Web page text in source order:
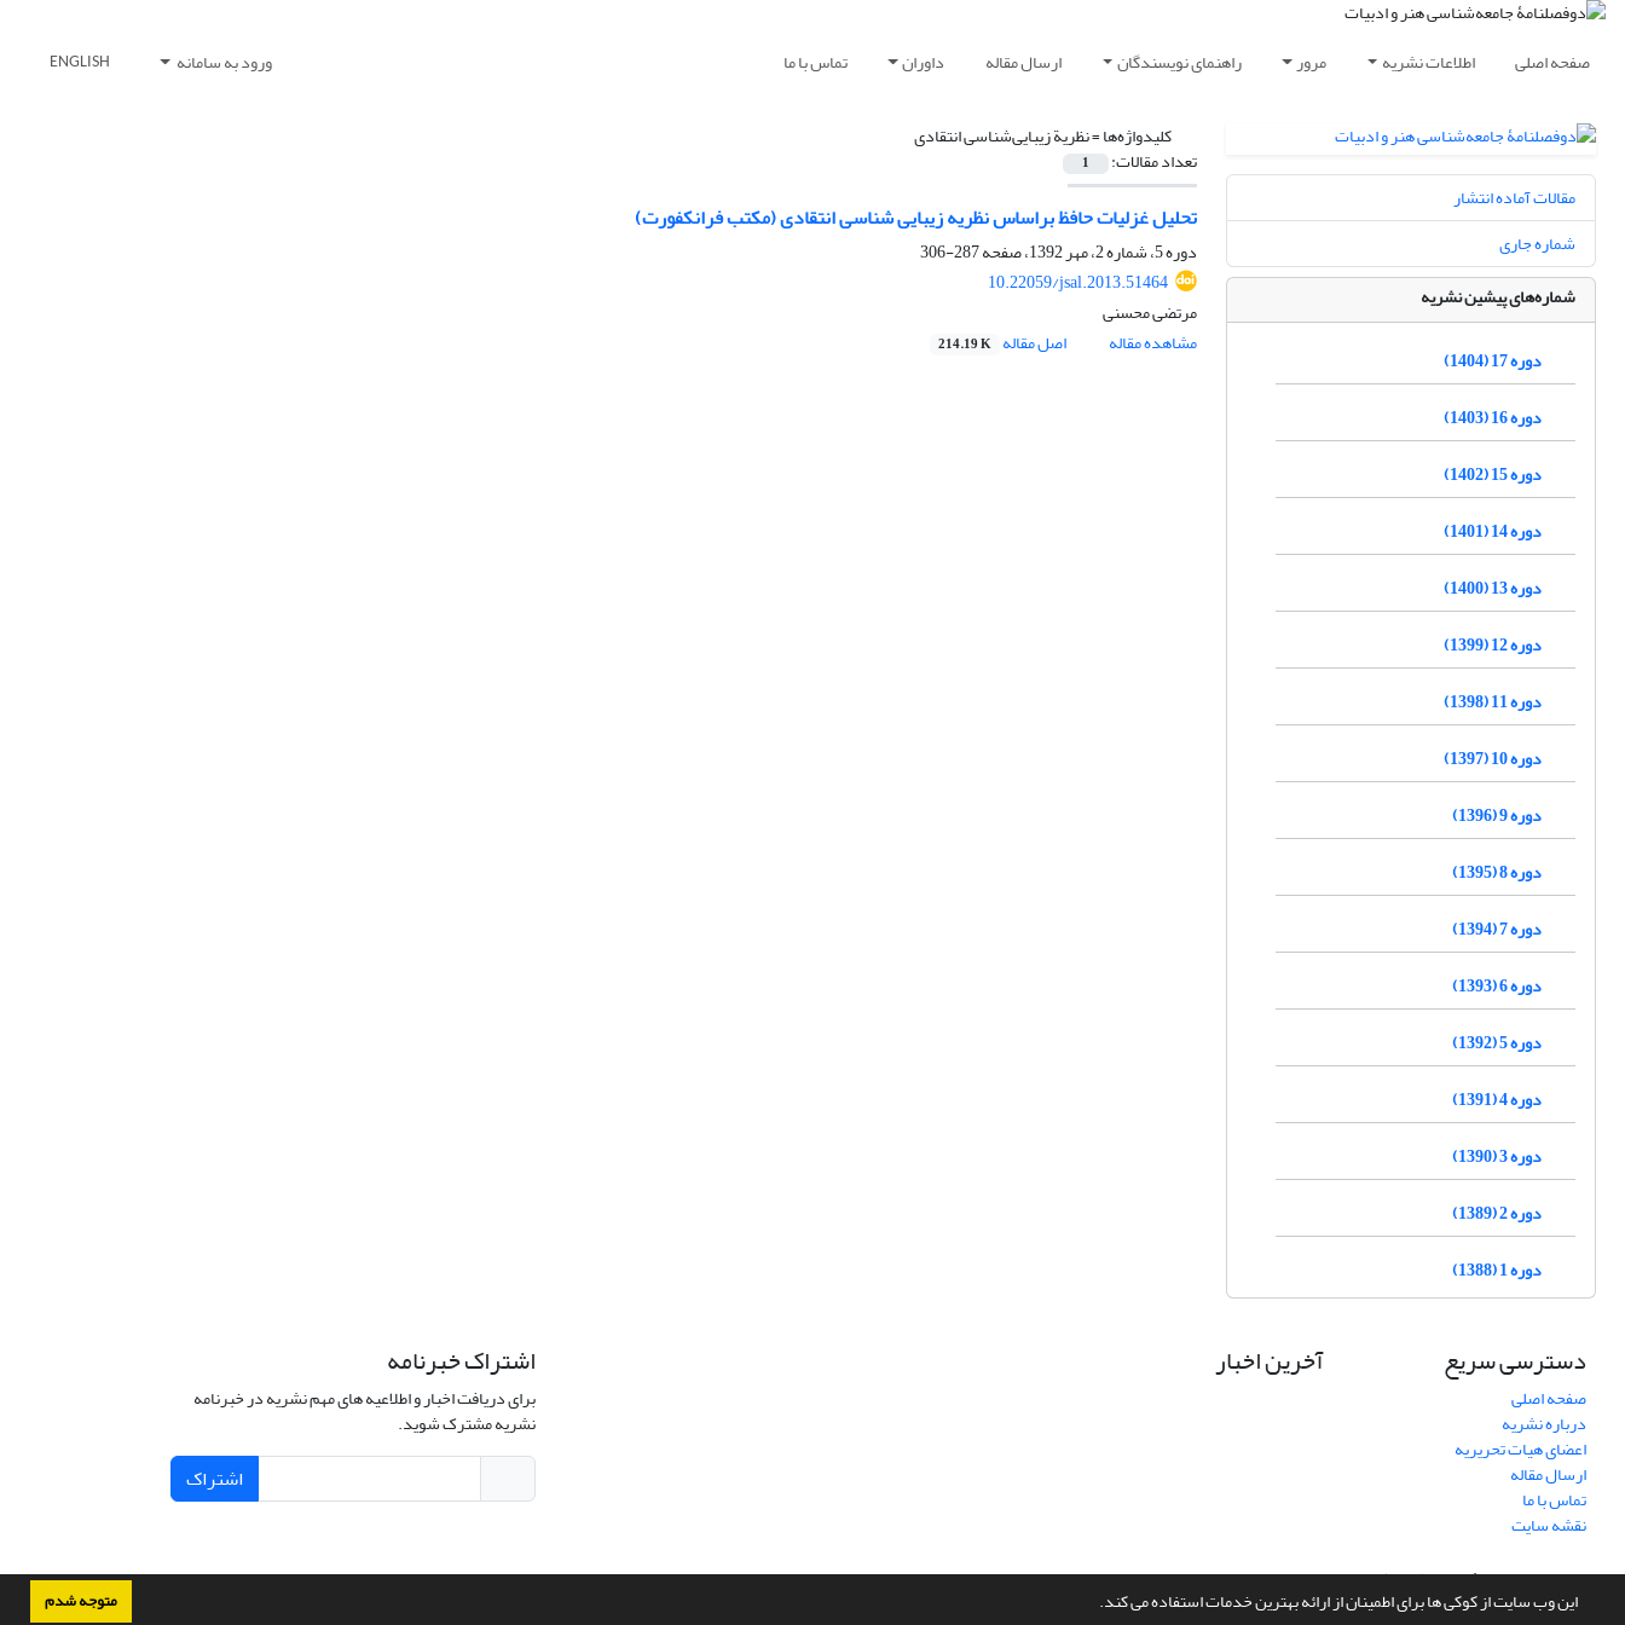
این وب سایت از کوکی ها برای اطمینان از ارائه بهترین خدمات استفاده می کند. متوجه شدم
صفحه اصلی اطلاعات نشریه مرور راهنمای نویسندگان ارسال مقاله داوران تماس با ما ورود به سامانه ENGLISH
کلیدواژه‌ها =نظریة زیبایی‌شناسی‌ انتقادی
تعداد مقالات: 1
تحلیل غزلیات حافظ براساس نظریه زیبایی شناسی انتقادی (مکتب فرانکفورت)
دوره 5، شماره 2، مهر 1392، صفحه
287-306
10.22059/jsal.2013.51464
مرتضی محسنی
مشاهده مقاله
اصل مقاله 214.19 K
مقالات آماده انتشار
شماره جاری
شماره‌های پیشین نشریه
دوره 17 (1404)
دوره 16 (1403)
دوره 15 (1402)
دوره 14 (1401)
دوره 13 (1400)
دوره 12 (1399)
دوره 11 (1398)
دوره 10 (1397)
دوره 9 (1396)
دوره 8 (1395)
دوره 7 (1394)
دوره 6 (1393)
دوره 5 (1392)
دوره 4 (1391)
دوره 3 (1390)
دوره 2 (1389)
دوره 1 (1388)
دسترسی سریع
صفحه اصلی
درباره نشریه
اعضای هیات تحریریه
ارسال مقاله
تماس با ما
نقشه سایت
آخرین اخبار اشتراک خبرنامه
برای دریافت اخبار و اطلاعیه های مهم نشریه در خبرنامه
نشریه مشترک شوید.
اشتراک
سامانه مدیریت نشریات علمی.طراحی و پیاده سازی ازسیناوب